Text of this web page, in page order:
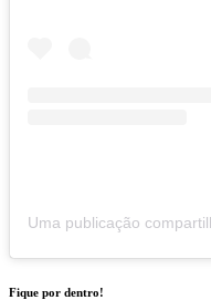
Fique por dentro!